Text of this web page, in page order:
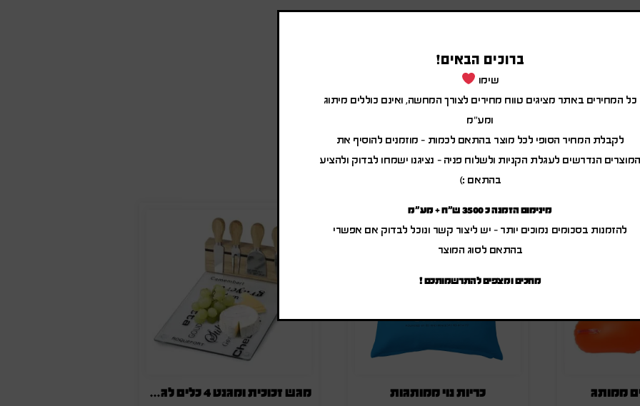
מוצרים משודרגים
ממותג כריות נוי ממותגות מגש זכוכית ומגנט 4 כלים לגבינה
ברוכים הבאים!
שימו
כל המחירים באתר מציגים טווח מחירים לצורך המחשה, ואינם כוללים מיתוג
ומע"מ
לקבלת המחיר הסופי לכל מוצר בהתאם לכמות – מוזמנים להוסיף את
המוצרים הנדרשים לעגלת הקניות ולשלוח פניה – נציגנו ישמחו לבדוק ולהציע
בהתאם :)
מינימום הזמנה כ 3500 ש"ח + מע"מ
להזמנות בסכומים נמוכים יותר – יש ליצור קשר ונוכל לבדוק אם אפשרי
בהתאם לסוג המוצר
מחכים ומצפים להתרשמותכם !